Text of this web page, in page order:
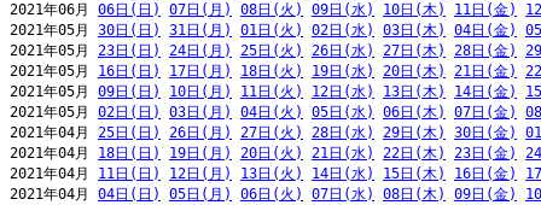
2021年06月 06日(日) 07日(月) 08日(火) 09日(水) 10日(木) 11日(金)
2021年05月 30日(日) 31日(月) 01日(火) 02日(水) 03日(木) 04日(金)
2021年05月 23日(日) 24日(月) 25日(火) 26日(水) 27日(木) 28日(金)
2021年05月 16日(日) 17日(月) 18日(火) 19日(水) 20日(木) 21日(金)
2021年05月 09日(日) 10日(月) 11日(火) 12日(水) 13日(木) 14日(金)
2021年05月 02日(日) 03日(月) 04日(火) 05日(水) 06日(木) 07日(金)
2021年04月 25日(日) 26日(月) 27日(火) 28日(水) 29日(木) 30日(金)
2021年04月 18日(日) 19日(月) 20日(火) 21日(水) 22日(木) 23日(金)
2021年04月 11日(日) 12日(月) 13日(火) 14日(水) 15日(木) 16日(金)
2021年04月 04日(日) 05日(月) 06日(火) 07日(水) 08日(木) 09日(金)